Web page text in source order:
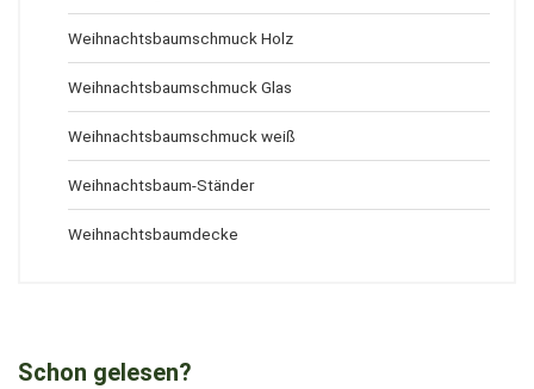
Weihnachtsbaumschmuck Holz
Weihnachtsbaumschmuck Glas
Weihnachtsbaumschmuck weiß
Weihnachtsbaum-Ständer
Weihnachtsbaumdecke
Schon gelesen?